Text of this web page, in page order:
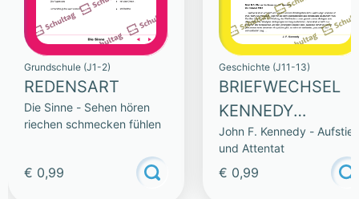
Grundschule (J1-2)
REDENSART
Die Sinne - Sehen hören
riechen schmecken fühlen
€ 0,99
Geschichte (J11-13)
BRIEFWECHSEL
KENNEDY
CHRUSCHTSCHO
W
John F. Kennedy -
und Attentat
€ 0,99